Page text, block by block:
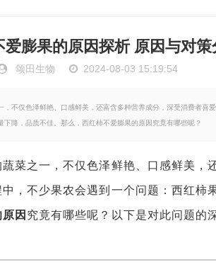
爱膨果的原因探析 原因与对策
颂田生物 2024-08-03 15:19:54
，不仅色泽鲜艳、口感鲜美，还富含多种营养成分，深受消费者喜
降，品质不佳。那么，西红柿不爱膨果的原因究竟有哪些呢？
之一，不仅色泽鲜艳、口感鲜美，
，不少果农会遇到一个问题：西红柿
因 究竟有哪些呢？以下是对此问题的